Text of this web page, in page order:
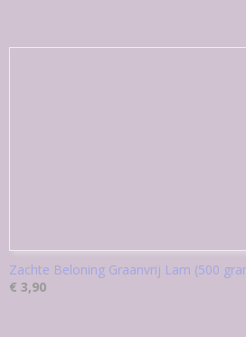
Zachte Beloning Graanvrij Lam (500
€ 3,90